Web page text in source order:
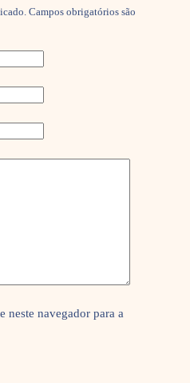
Campos obrigatórios são
neste navegador para a